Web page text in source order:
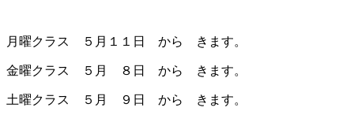
月曜クラス ５月１１日 から きます。
金曜クラス ５月 ８日 から きます。
土曜クラス ５月 ９日 から きます。